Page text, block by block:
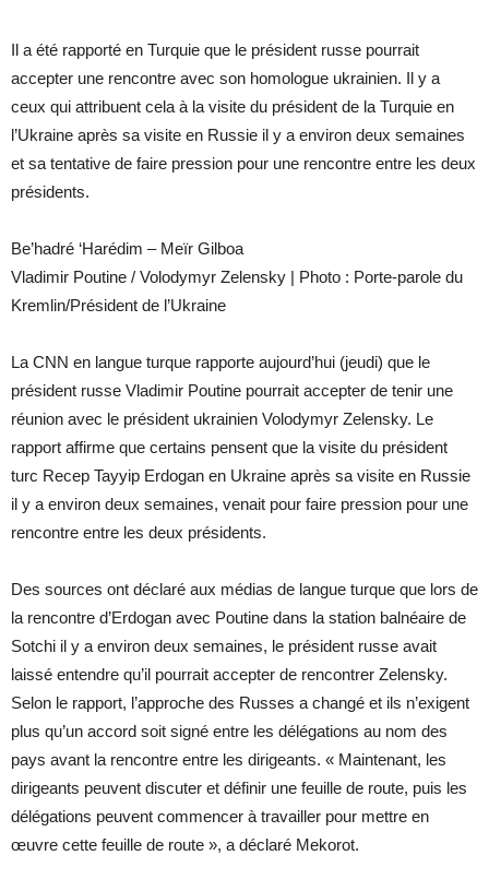
Il a été rapporté en Turquie que le président russe pourrait
accepter une rencontre avec son homologue ukrainien. Il y a
ceux qui attribuent cela à la visite du président de la Turquie en
l’Ukraine après sa visite en Russie il y a environ deux semaines
et sa tentative de faire pression pour une rencontre entre les deux
présidents.
Be’hadré ‘Harédim – Meïr Gilboa
Vladimir Poutine / Volodymyr Zelensky | Photo : Porte-parole du
Kremlin/Président de l’Ukraine
La CNN en langue turque rapporte aujourd’hui (jeudi) que le
président russe Vladimir Poutine pourrait accepter de tenir une
réunion avec le président ukrainien Volodymyr Zelensky. Le
rapport affirme que certains pensent que la visite du président
turc Recep Tayyip Erdogan en Ukraine après sa visite en Russie
il y a environ deux semaines, venait pour faire pression pour une
rencontre entre les deux présidents.
Des sources ont déclaré aux médias de langue turque que lors de
la rencontre d’Erdogan avec Poutine dans la station balnéaire de
Sotchi il y a environ deux semaines, le président russe avait
laissé entendre qu’il pourrait accepter de rencontrer Zelensky.
Selon le rapport, l’approche des Russes a changé et ils n’exigent
plus qu’un accord soit signé entre les délégations au nom des
pays avant la rencontre entre les dirigeants. « Maintenant, les
dirigeants peuvent discuter et définir une feuille de route, puis les
délégations peuvent commencer à travailler pour mettre en
œuvre cette feuille de route », a déclaré Mekorot.